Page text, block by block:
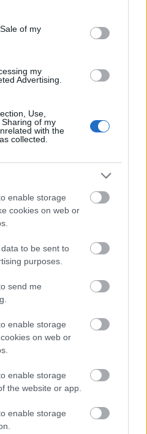
purposes in below Google
of my
my
Advertising.
Use,
of my
with the
collected.
enable storage
cookies on web or
to be sent to
purposes.
send me
enable storage
on web or
enable storage
the website or app.
enable storage
καλύτερα από
αν οι άλλοι δεν είναι
προδότες;»,
είπε «μερικοί από
δρόμους αυτές τις
τη χώρα τους είναι
στους οποίους
επιβάλουμε ποινή».
το καλό του Ιράν.
καιάτομα χωρίς
να επιθυμούν να δουν
και να υποτάσσεται και
των δικών τους
τους», είπε
προς τις ΗΠΑ, ανέφερε